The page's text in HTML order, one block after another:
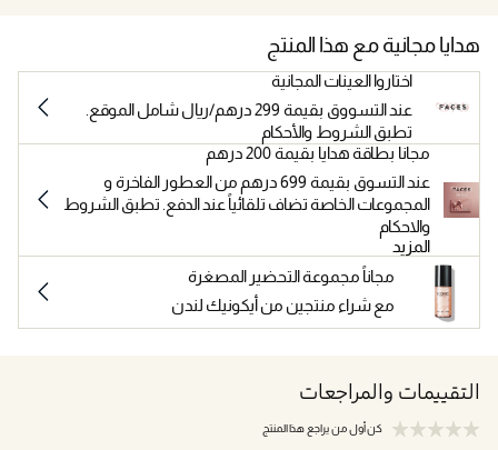
هدايا مجانية مع هذا المنتج
اختاروا العينات المجانية
عند التسووق بقيمة 299 درهم/ريال شامل الموقع.
تطبق الشروط والأحكام
مجانا بطاقة هدايا بقيمة 200 درهم
عند التسوق بقيمة 699 درهم من العطور الفاخرة و
المجموعات الخاصة تضاف تلقائياً عند الدفع. تطبق الشروط
والاحكام
المزيد
مجاناً مجموعة التحضير المصغرة
مع شراء منتجين من أيكونيك لندن
التقييمات والمراجعات
كن أول من يراجع هذا المنتج